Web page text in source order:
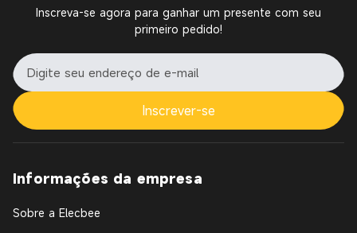
Inscreva-se agora para ganhar um presente com seu
primeiro pedido!
Inscrever-se
Informações da empresa
Sobre a Elecbee